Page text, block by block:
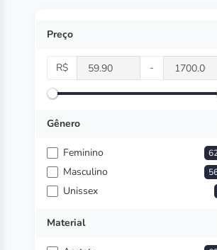
Preço
R$ -
Gênero
Feminino
Masculino
Unissex
Material